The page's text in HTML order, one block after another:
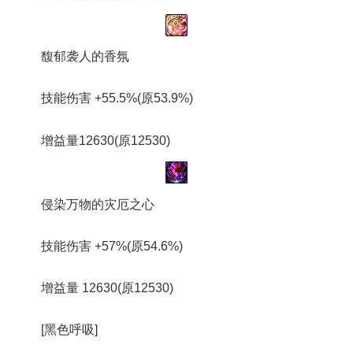
馥郁袭人的香氛
技能伤害 +55.5%(原53.9%)
增益量12630(原12530)
侵染万物的灾厄之心
技能伤害 +57%(原54.6%)
增益量 12630(原12530)
[黑色呼吸]